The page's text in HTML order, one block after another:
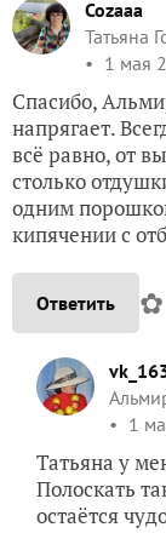
Cozaaa
Татьяна
1 мая
Спасибо,
напрягает.
всё равно, от
столько
одним
кипячении с
Ответить ✿
1
Татьяна у
Полоскать
остаётся